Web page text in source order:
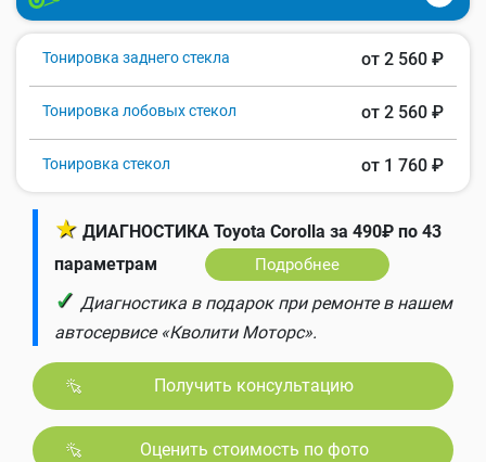
Тонировка заднего стекла от 2 560 ₽
Тонировка лобовых стекол от 2 560 ₽
Тонировка стекол от 1 760 ₽
★ ДИАГНОСТИКА Toyota Corolla за 490₽ по 43
параметрам
Подробнее
✓ Диагностика в подарок при ремонте в нашем
автосервисе «Кволити Моторс».
Получить консультацию
Оценить стоимость по фото